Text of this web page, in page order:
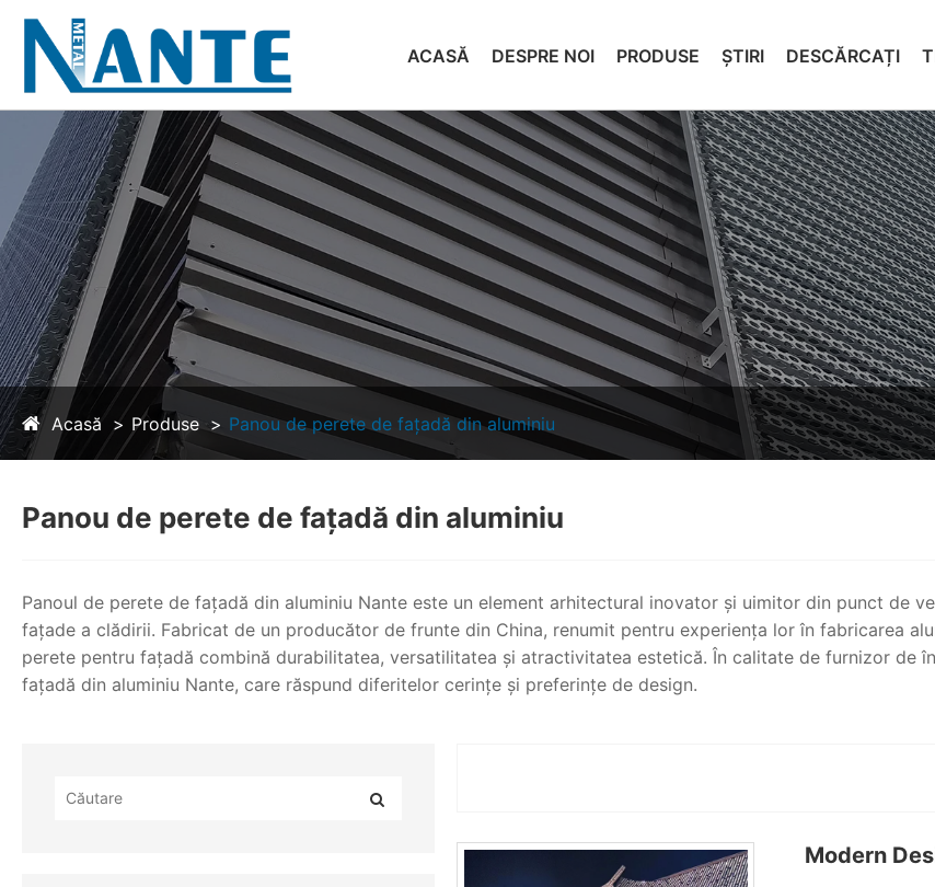
ACASĂ DESPRE NOI PRODUSE ŞTIRI DESCĂRCAȚI
Acasă Produse Panou de perete de fațadă din aluminiu
Panou de perete de fațadă din aluminiu
Panoul de perete de fațadă din aluminiu Nante este un element arhitectural inovator și uimitor din punct de
fațade a clădirii. Fabricat de un producător de frunte din China, renumit pentru experiența lor în fabricarea
perete pentru fațadă combină durabilitatea, versatilitatea și atractivitatea estetică. În calitate de furnizor de
fațadă din aluminiu Nante, care răspund diferitelor cerințe și preferințe de design.
Modern